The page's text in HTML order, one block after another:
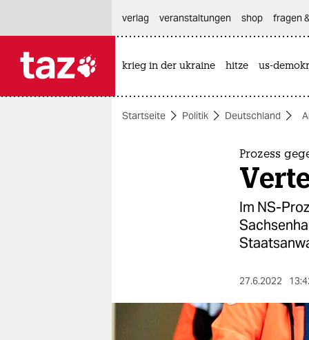
themen
verlag
veranstaltungen shop fragen
krieg in der ukraine hitze us-
Startseite Politik Deutschland
Prozess
Im NS-
27.6.2022